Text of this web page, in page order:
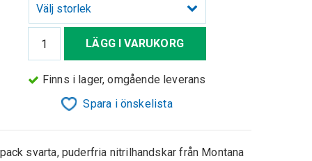
Välj storlek
LÄGG I VARUKORG
Finns i lager, omgående leverans
Spara i önskelista
svarta, puderfria nitrilhandskar från Montana